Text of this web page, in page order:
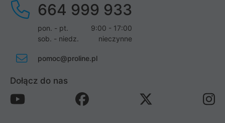
664 999 933
pon. - pt.
9:00 - 17:00
sob. - niedz.
nieczynne
pomoc@proline.pl
Dołącz do nas